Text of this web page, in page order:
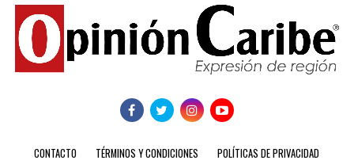
CONTACTO TÉRMINOS Y CONDICIONES POLÍTICAS DE PRIVACIDAD